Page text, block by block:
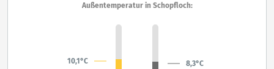
Außentemperatur in Schopfloch:
10,1°C 8,3°C